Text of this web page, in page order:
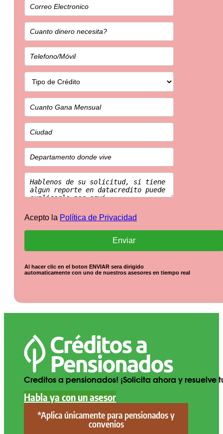
Acepto la Política de Privacidad
Al hacer clic en el boton ENVIAR sera dirigido
automaticamente con uno de nuestros asesores en tiempo real
Creditos a pensionados! ¡Solicita ahora y
Habla ya con un asesor
*Aplica únicamente para pensionados y
convenios